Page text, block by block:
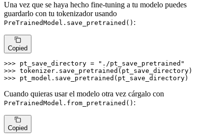
Una vez que se haya hecho fine-tuning a tu modelo puedes
guardarlo con tu tokenizador usando
PreTrainedModel.save_pretrained() :
Copied
>>> pt_save_directory =
"./pt_save_pretrained"
>>>
>>> pt_model.save_pretrained(pt_save_directory)
Cuando quieras usar el modelo otra vez cárgalo con
PreTrainedModel.from_pretrained() :
Copied